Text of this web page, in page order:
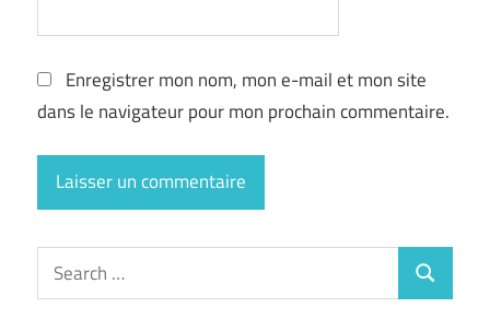
Enregistrer mon nom, mon e-mail et mon site
dans le navigateur pour mon prochain commentaire.
Search
for:
Search